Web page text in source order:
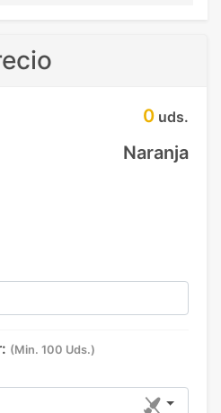
0 uds.
Naranja
(Min. 100 Uds.)